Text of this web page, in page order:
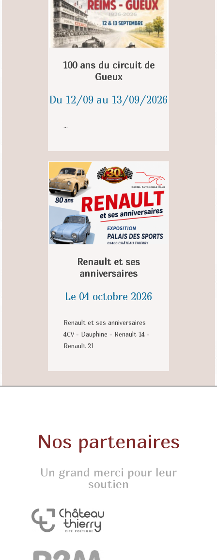
100 ans du circuit de
Gueux
Du 12/09 au 13/09/2026
...
Renault et ses
anniversaires
Le 04 octobre 2026
Renault et ses anniversaires
4CV - Dauphine - Renault 14 -
Renault 21
Nos partenaires
Un grand merci pour leur
soutien